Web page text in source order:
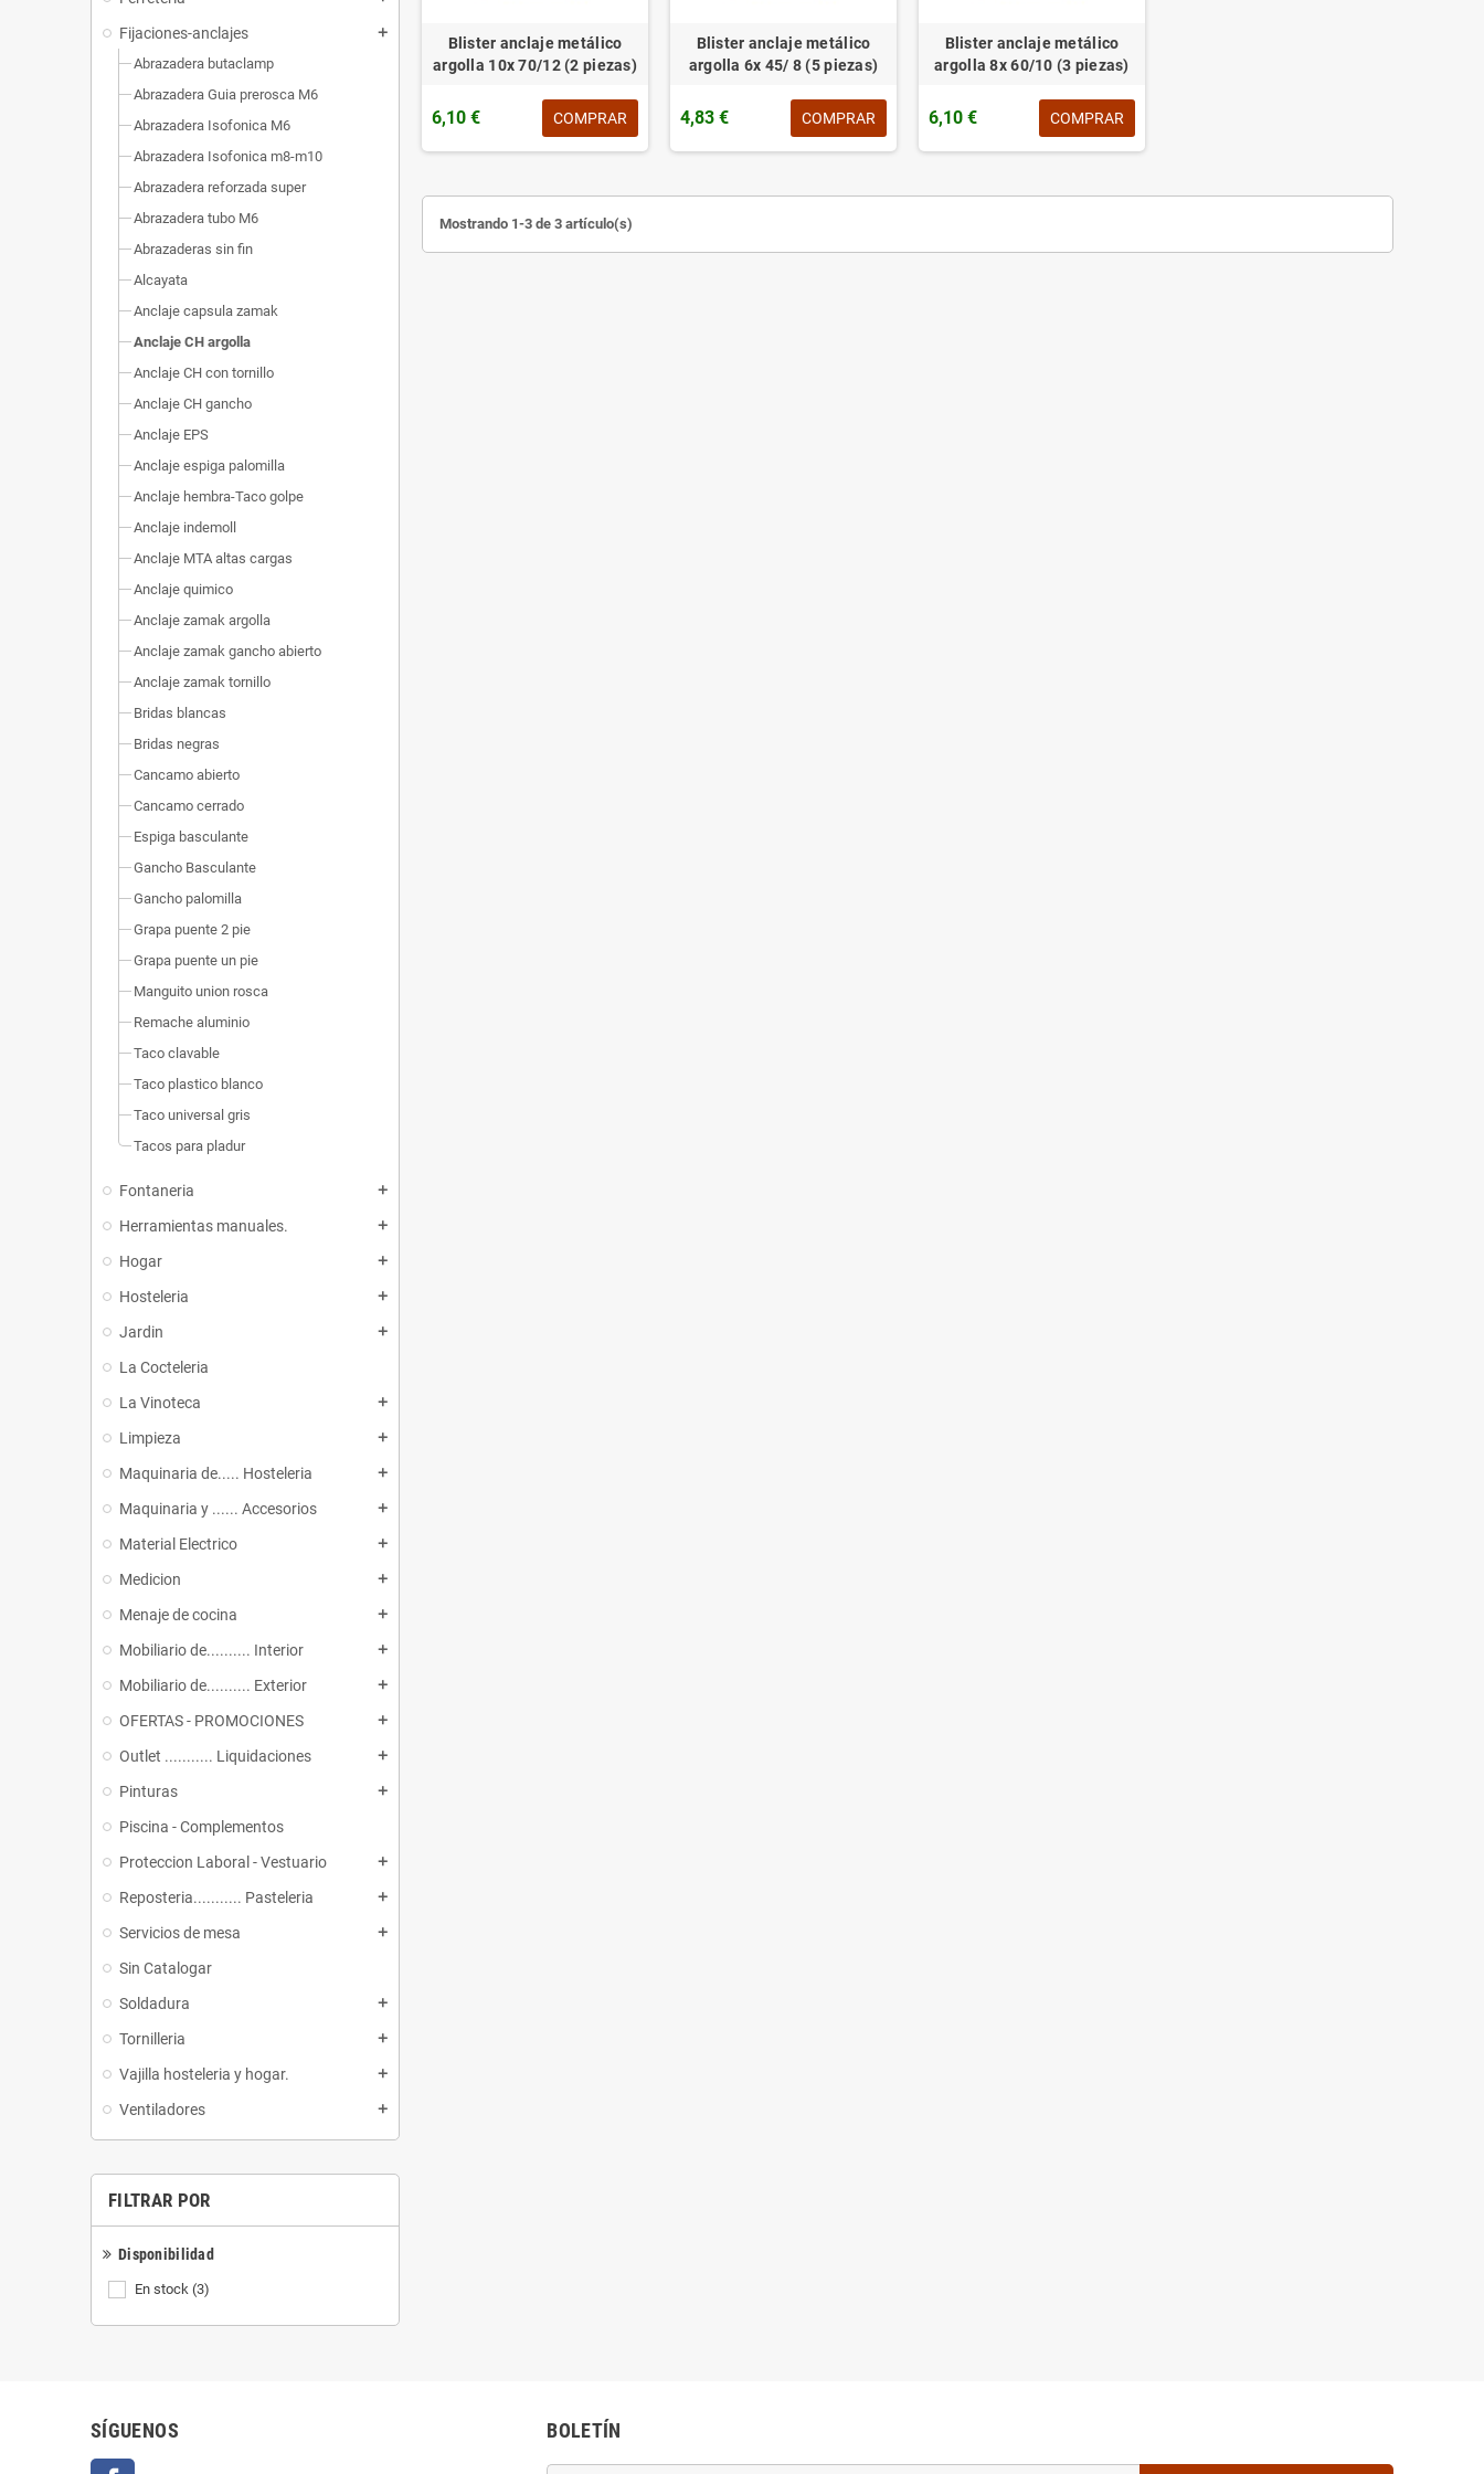
Fijaciones-anclajes add
Abrazadera butaclamp
Abrazadera Guia prerosca M6
Abrazadera Isofonica M6
Abrazadera Isofonica m8-m10
Abrazadera reforzada super
Abrazadera tubo M6
Abrazaderas sin fin
Alcayata
Anclaje capsula zamak
Anclaje CH argolla
Anclaje CH con tornillo
Anclaje CH gancho
Anclaje EPS
Anclaje espiga palomilla
Anclaje hembra-Taco golpe
Anclaje indemoll
Anclaje MTA altas cargas
Anclaje quimico
Anclaje zamak argolla
Anclaje zamak gancho abierto
Anclaje zamak tornillo
Bridas blancas
Bridas negras
Cancamo abierto
Cancamo cerrado
Espiga basculante
Gancho Basculante
Gancho palomilla
Grapa puente 2 pie
Grapa puente un pie
Manguito union rosca
Remache aluminio
Taco clavable
Taco plastico blanco
Taco universal gris
Tacos para pladur
Fontaneria add
Herramientas manuales. add
Hogar add
Hosteleria add
Jardin add
La Cocteleria
La Vinoteca
add
Limpieza add
Maquinaria de..... Hosteleria add
Maquinaria y ...... Accesorios add
Material Electrico add
Medicion add
Menaje de cocina add
Mobiliario de.......... Interior add
Mobiliario de.......... Exterior add
OFERTAS - PROMOCIONES add
Outlet ........... Liquidaciones add
Pinturas add
Piscina - Complementos
Proteccion Laboral - Vestuario
add
Reposteria........... Pasteleria add
Servicios de mesa add
Sin Catalogar
Soldadura
add
Tornilleria add
Vajilla hosteleria y hogar. add
Ventiladores add
FILTRAR POR
Disponibilidad
En stock (3)
Blister anclaje metálico
argolla 10x 70/12 (2 piezas)
6,10 € COMPRAR
Blister anclaje metálico
argolla 6x 45/ 8 (5 piezas)
4,83 € COMPRAR
Blister anclaje metálico
argolla 8x 60/10 (3 piezas)
6,10 € COMPRAR
Mostrando 1-3 de 3 artículo(s)
SÍGUENOS BOLETÍN